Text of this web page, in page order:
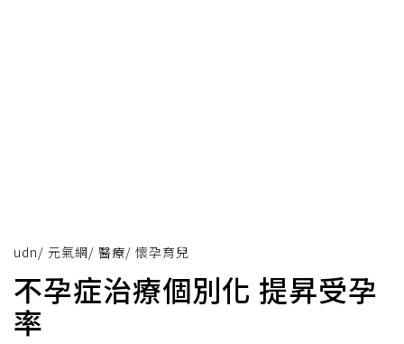
udn/ 元氣網/ 醫療/ 懷孕育兒
不孕症治療個別化 提昇受孕
率